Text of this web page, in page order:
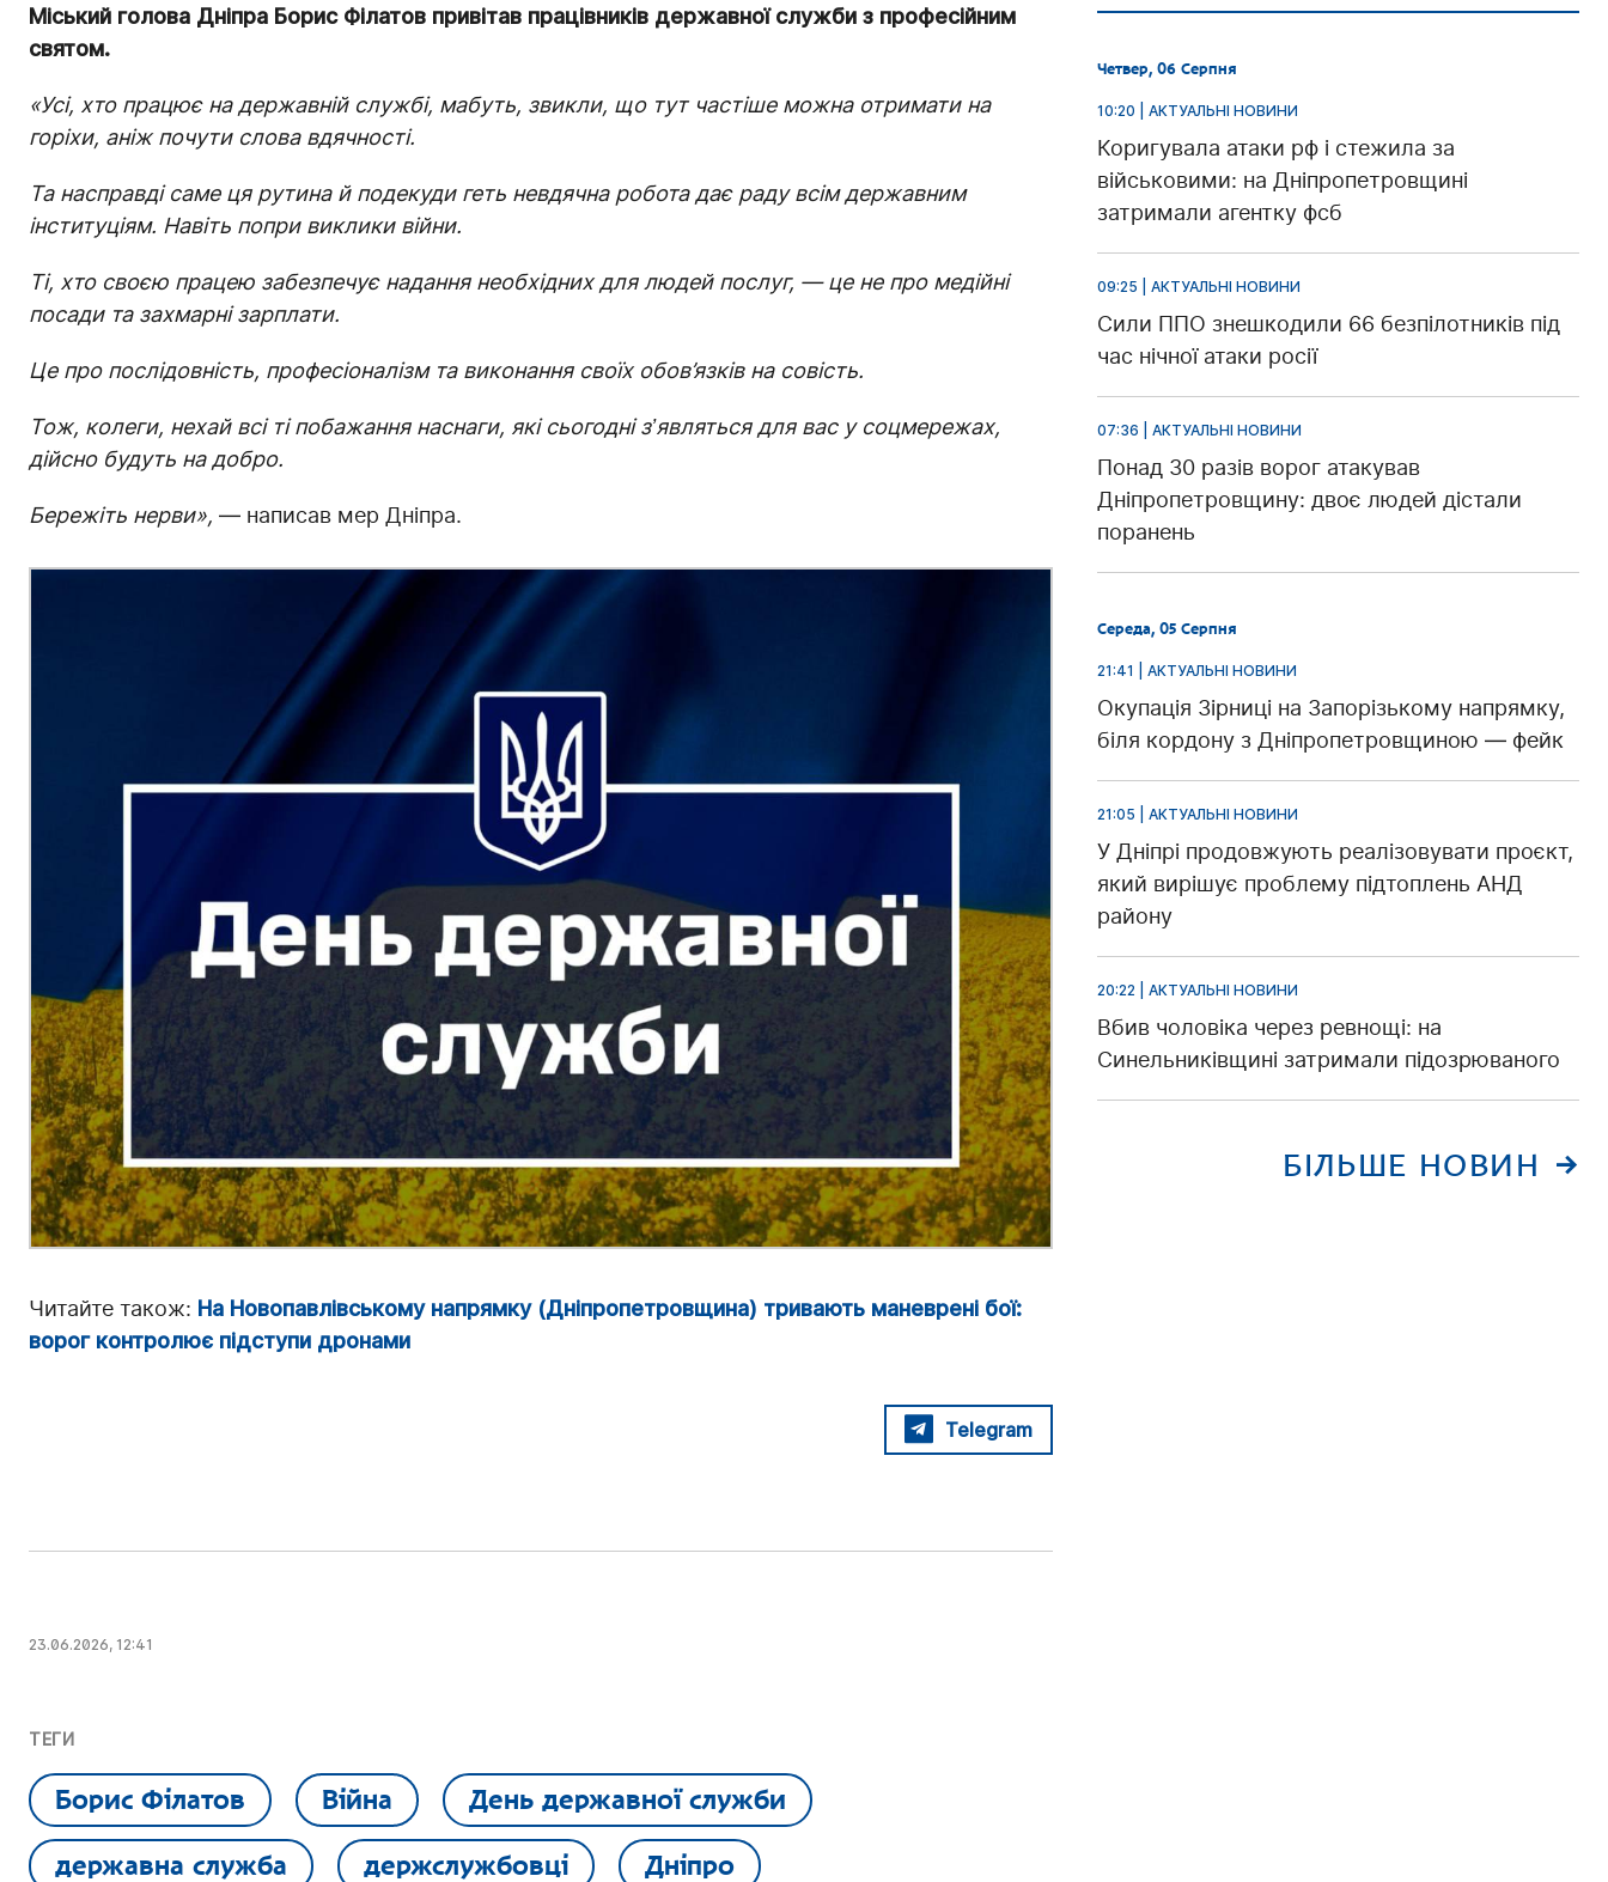
Міський голова Дніпра Борис Філатов привітав працівників державної служби з професійним
святом.
«Усі, хто працює на державній службі, мабуть, звикли, що тут частіше можна отримати на
горіхи, аніж почути слова вдячності.
Та насправді саме ця рутина й подекуди геть невдячна робота дає раду всім державним
інституціям. Навіть попри виклики війни.
Ті, хто своєю працею забезпечує надання необхідних для людей послуг, — це не про медійні
посади та захмарні зарплати.
Це про послідовність, професіоналізм та виконання своїх обов’язків на совість.
Тож, колеги, нехай всі ті побажання наснаги, які сьогодні зʼявляться для вас у соцмережах,
дійсно будуть на добро.
Бережіть нерви», — написав мер Дніпра.
Читайте також: На Новопавлівському напрямку (Дніпропетровщина) тривають маневрені бої:
ворог контролює підступи дронами
Telegram
23.06.2026, 12:41
ТЕГИ
Борис Філатов Війна День державної служби
державна служба держслужбовці Дніпро
Четвер, 06 Серпня
10:20 | АКТУАЛЬНІ НОВИНИ
Коригувала атаки рф і стежила за
військовими: на Дніпропетровщині
затримали агентку фсб
09:25 | АКТУАЛЬНІ НОВИНИ
Сили ППО знешкодили 66 безпілотників під
час нічної атаки росії
07:36 | АКТУАЛЬНІ НОВИНИ
Понад 30 разів ворог атакував
Дніпропетровщину: двоє людей дістали
поранень
Середа, 05 Серпня
21:41 | АКТУАЛЬНІ НОВИНИ
Окупація Зірниці на Запорізькому напрямку,
біля кордону з Дніпропетровщиною — фейк
21:05 | АКТУАЛЬНІ НОВИНИ
У Дніпрі продовжують реалізовувати проєкт,
який вирішує проблему підтоплень АНД
району
20:22 | АКТУАЛЬНІ НОВИНИ
Вбив чоловіка через ревнощі: на
Синельниківщині затримали підозрюваного
БІЛЬШЕ НОВИН